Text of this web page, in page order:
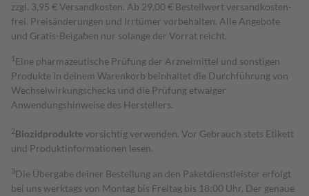
zzgl. 3,95 € Versandkosten. Ab 29,00 € Bestell­wert versand­kosten­
frei. Preisänderungen und Irrtümer vorbehalten. Alle Angebote
und Gratis-Beigaben nur solange der Vorrat reicht.
1 Eine pharmazeutische Prüfung der Arzneimittel und sonstigen
Produkte in deinem Warenkorb beinhaltet die Durchführung von
Wechselwirkungschecks und die Prüfung etwaiger
Anwendungshinweise des Herstellers.
2Biozidproduktevorsichtig verwenden. Vor Gebrauch stets Etikett
und Produktinformationen lesen.
3Die Übergabe deiner Bestellung an den Paketdienstleister erfolgt
bei uns werktags von Montag bis Freitag bis 18:00 Uhr. Der genaue